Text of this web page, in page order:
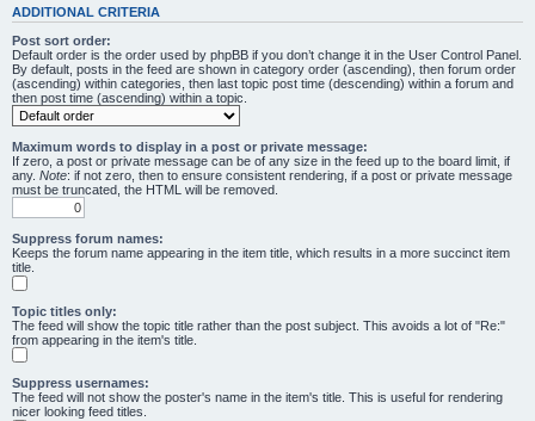
ADDITIONAL CRITERIA
Post sort order:
Default order is the order used by phpBB if you don’t change it in the User Control Panel.
By default, posts in the feed are shown in category order (ascending), then forum order
(ascending) within categories, then last topic post time (descending) within a forum and
then post time (ascending) within a topic.
Maximum words to display in a post or private message:
If zero, a post or private message can be of any size in the feed up to the board limit, if
any. Note: if not zero, then to ensure consistent rendering, if a post or private message
must be truncated, the HTML will be removed.
Suppress forum names:
Keeps the forum name appearing in the item title, which results in a more succinct item
title.
Topic titles only:
The feed will show the topic title rather than the post subject. This avoids a lot of "Re:"
from appearing in the item's title.
Suppress usernames:
The feed will not show the poster's name in the item's title. This is useful for rendering
nicer looking feed titles.